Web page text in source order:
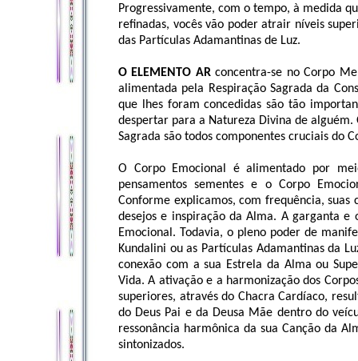
Progressivamente, com o tempo, à medida
refinadas, vocês vão poder atrair níveis
das Partículas Adamantinas de Luz.
O ELEMENTO ARconcentra-se no Corpo
alimentada pela Respiração Sagrada da
que lhes foram concedidas são tão
despertar para a Natureza Divina de
Sagrada são todos componentes cruciais do
O Corpo Emocional é alimentado por
pensamentos sementes e o Corpo
Conforme explicamos, com frequência, suas
desejos e inspiração da Alma. A garganta e
Emocional. Todavia, o pleno poder de
Kundalini ou as Partículas Adamantinas da
conexão com a sua Estrela da Alma ou
Vida. A ativação e a harmonização dos
superiores, através do Chacra Cardíaco,
do Deus Pai e da Deusa Mãe dentro do
ressonância harmônica da sua Canção da
sintonizados.